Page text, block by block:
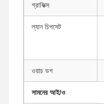
গ্রাফিক্স
ল্যান চিপসেট
ওয়াচ ডগ
সামনের আই/ও